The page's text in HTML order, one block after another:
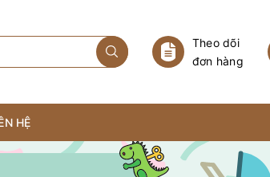
Theo dõi
đơn hàng
HỆ